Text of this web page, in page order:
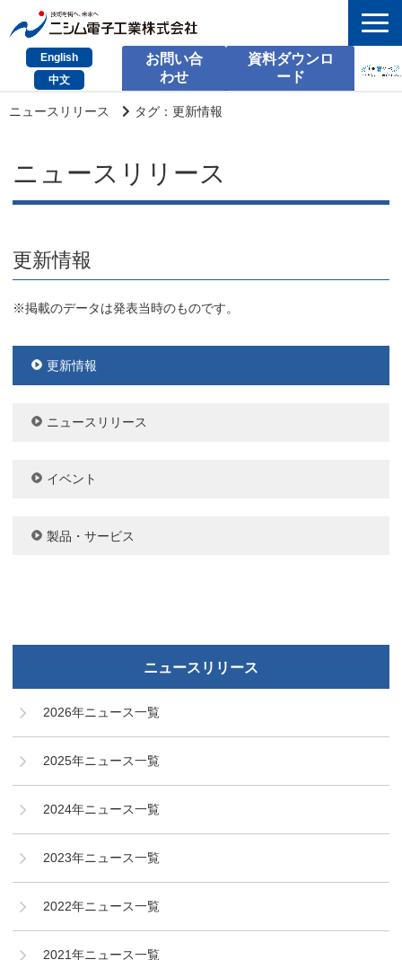
English
中文
お問い合
わせ
資料ダウンロ
ード
HOME
製品とサービス
サポート情報
採用情報
お問い合わせ
ニュースリリース タグ：更新情報
ニュースリリース
更新情報
※掲載のデータは発表当時のものです。
更新情報
ニュースリリース
イベント
製品・サービス
ニュースリリース
2026年ニュース一覧
2025年ニュース一覧
2024年ニュース一覧
2023年ニュース一覧
2022年ニュース一覧
2021年ニュース一覧